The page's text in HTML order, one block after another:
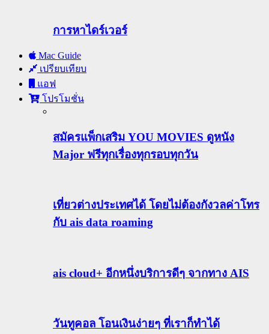
การหาไดร์เวอร์
Mac Guide
เปรียบเทียบ
แอฟ
โปรโมชั่น
สมัครแพ็กเสริม YOU MOVIES ดูหนัง
Major ฟรีทุกเรื่องทุกรอบทุกวัน
เที่ยวต่างประเทศได้ โดยไม่ต้องกังวลค่าโทร
กับ ais data roaming
ais cloud+ อีกหนึ่งบริการดีๆ จากทาง AIS
วันทูคอล โอนเงินง่ายๆ ที่เราก็ทำได้